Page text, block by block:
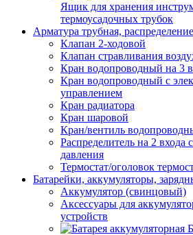
Ящик для хранения
термоусадочных трубок
Арматура трубная,
Клапан 2-ходовой
Клапан стравливания
Кран водопроводный на 3
Кран водопроводный с
управлением
Кран радиатора
Кран шаровой
Кран/вентиль
Распределитель на 2 входа
давления
Термостат/оголовок
Батарейки, аккумуляторы,
Аккумулятор (свинцовый)
Аксессуары для
устройств